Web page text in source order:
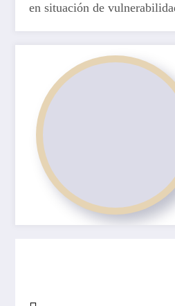
en situación de